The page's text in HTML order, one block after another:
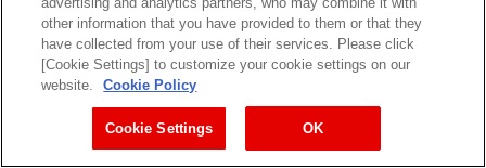
学ぶ
meiji Little one action!
明治の乳幼児ミルク事業の未来へのアクションとして、
子供、家族、社会にむけたサスティナブルな取り組みを
発信しています。
other information that you have provided to them or that they
have collected from your use of their services. Please click
[Cookie Settings] to customize your cookie settings on our
website.
Cookie Policy
Cookie Settings OK